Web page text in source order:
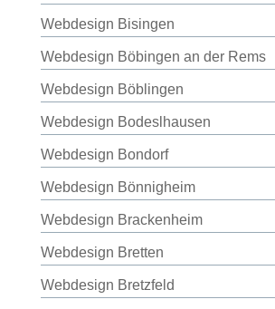
Webdesign Bisingen
Webdesign Böbingen an der Rems
Webdesign Böblingen
Webdesign Bodeslhausen
Webdesign Bondorf
Webdesign Bönnigheim
Webdesign Brackenheim
Webdesign Bretten
Webdesign Bretzfeld